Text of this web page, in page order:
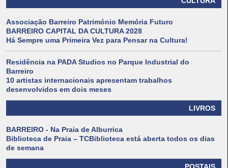
Associação Barreiro Património Memória Futuro
BARREIRO CAPITAL DA CULTURA 2028
Há Sempre uma Primeira Vez para Pensar na Cultura!
Residência na PADA Studios no Parque Industrial do
Barreiro
10 artistas internacionais apresentam trabalhos
desenvolvidos em dois meses
LIVROS
BARREIRO - Na Praia de Alburrica
Biblioteca de Praia – TCBiblioteca está aberta todos os dias
de semana